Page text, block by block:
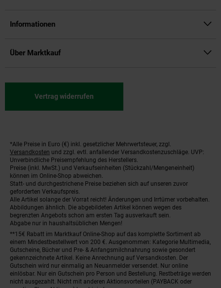
Informationen
Über Marktkauf
Vertrag widerrufen
Fußnoten
*Alle Preise in Euro (€) inkl. gesetzlicher Mehrwertsteuer, zzgl.
Versandkosten und zzgl. evtl. anfallender Versandkostenzuschläge. UVP:
Unverbindliche Preisempfehlung des Herstellers.
Preise (inkl. MwSt.) und Verkaufseinheiten (Stückzahl/Mengeneinheit)
können im Online-Shop abweichen.
Statt- und durchgestrichene Preise beziehen sich auf unseren zuvor
geforderten Verkaufspreis.
Alle Artikel solange der Vorrat reicht! Änderungen und Irrtümer vorbehalten.
Abbildungen ähnlich. Die abgebildeten Artikel können wegen des
begrenzten Angebots schon am ersten Tag ausverkauft sein.
Abgabe nur in haushaltsüblichen Mengen!
**15€ Rabatt im Marktkauf Online-Shop auf das komplette Sortiment ab
einem Mindestbestellwert von 200 €. Ausgenommen: Kategorie Multimedia,
Gutscheine, Bücher und Pre- & Anfangsmilchnahrung sowie gesondert
gekennzeichnete Artikel. Keine Anrechnung auf Versandkosten. Der
Gutschein wird nur einmalig an Neuanmelder versendet. Nur online
einlösbar. Nur ein Gutschein pro Person und Bestellung. Restbeträge werden
nicht ausgezahlt. Nicht mit anderen Aktionsvorteilen (PAYBACK oder